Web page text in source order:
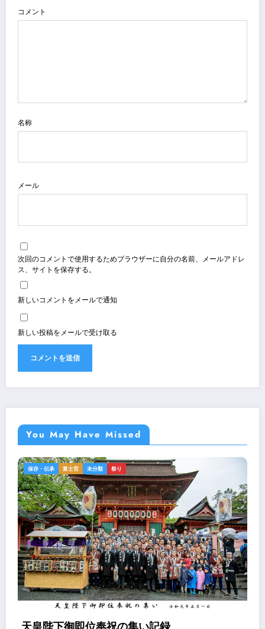
コメント
名称
メール
次回のコメントで使用するためブラウザーに自分の名前、メールアドレ
ス、サイトを保存する。
新しいコメントをメールで通知
新しい投稿をメールで受け取る
You May Have Missed
保存・伝承 富士宮 未分類 祭り